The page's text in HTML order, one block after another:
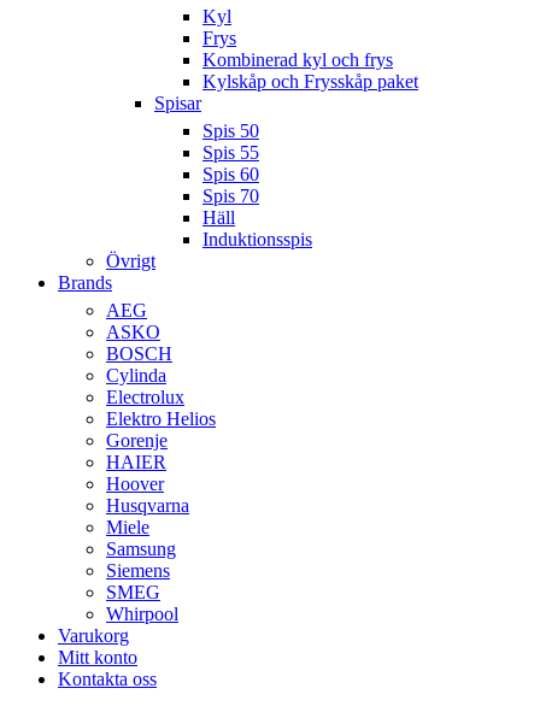
Kyl
Frys
Kombinerad kyl och frys
Kylskåp och Frysskåp paket
Spisar
Spis 50
Spis 55
Spis 60
Spis 70
Häll
Induktionsspis
Övrigt
Brands
AEG
ASKO
BOSCH
Cylinda
Electrolux
Elektro Helios
Gorenje
HAIER
Hoover
Husqvarna
Miele
Samsung
Siemens
SMEG
Whirpool
Varukorg
Mitt konto
Kontakta oss